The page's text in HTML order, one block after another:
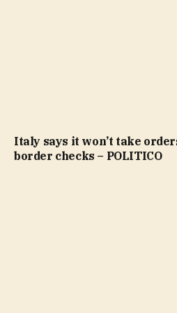
Italy says it won’t take
border checks – POLITICO